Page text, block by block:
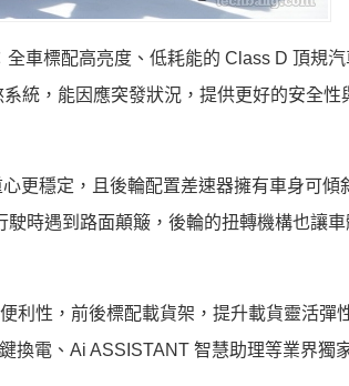
車標配高亮度、低耗能的 Class D 頂規汽
統，能因應突發狀況，提供更好的安全性
更穩定，且後輪配置差速器擁有車身可傾
時遇到路面顛簸，後輪的扭轉機構也讓
利性，前後標配載貨架，提升載貨靈活彈
換電、Ai ASSISTANT 智慧助理等業界獨